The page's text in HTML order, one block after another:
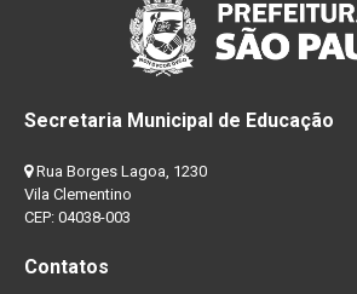
Secretaria Municipal de Educação
Rua Borges Lagoa, 1230
Vila Clementino
CEP: 04038-003
Contatos